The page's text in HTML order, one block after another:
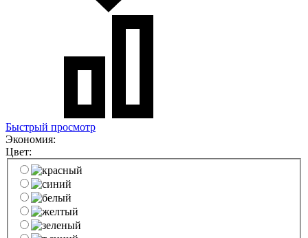
Быстрый просмотр
Экономия:
Цвет: